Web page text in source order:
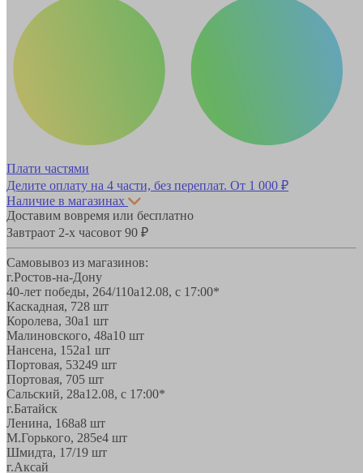
Плати частями
Делите оплату на 4 части, без переплат. От 1 000 ₽
Наличие в магазинах
Доставим вовремя или бесплатно
Завтраот 2-х часовот 90 ₽
Самовывоз из магазинов:
г.Ростов-на-Дону
40-лет победы, 264/110а12.08, с 17:00*
Каскадная, 728 шт
Королева, 30а1 шт
Малиновского, 48а10 шт
Нансена, 152а1 шт
Портовая, 53249 шт
Портовая, 705 шт
Сальский, 28a12.08, с 17:00*
г.Батайск
Ленина, 168а8 шт
М.Горького, 285е4 шт
Шмидта, 17/19 шт
г.Аксай